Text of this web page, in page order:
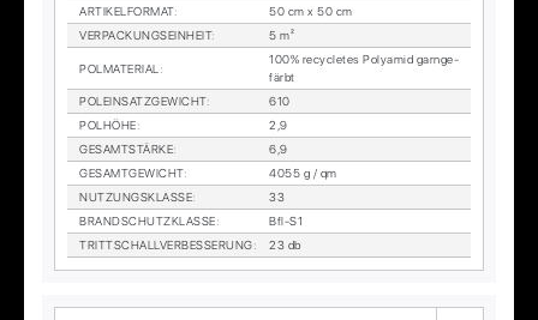
AR­TI­KEL­FOR­MAT:
50 cm x 50 cm
VER­PA­CKUNGS­EIN­HEIT: 5 m²
POL­MA­TE­RI­AL :
100% re­cy­cle­tes Po­ly­amid garn­ge­
färbt
POL­EIN­SATZ­GE­WICHT:
610
POL­HÖ­HE:
2,9
GE­SAMT­STÄR­KE:
6,9
GE­SAMT­GE­WICHT:
4055 g / qm
NUT­ZUNGS­KLAS­SE:
33
BRAND­SCHUTZ­KLAS­SE:
Bfl-S1
TRITT­SCHALL­VER­BES­SE­RUNG: 23 db